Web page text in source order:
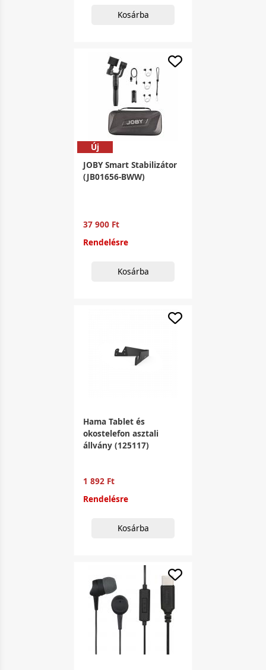
Kosárba
Új
JOBY Smart Stabilizátor
(JB01656-BWW)
37 900 Ft
Rendelésre
Kosárba
Hama Tablet és
okostelefon asztali
állvány (125117)
1 892 Ft
Rendelésre
Kosárba